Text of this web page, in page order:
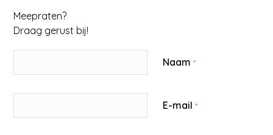
Meepraten?
Draag gerust bij!
Naam*
E-mail*